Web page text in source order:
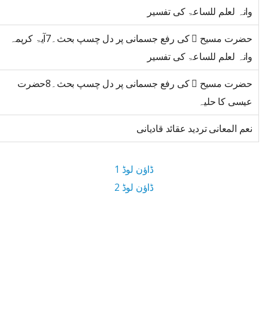
وانہ لعلم للساعۃ کی تفسیر
حضرت مسیح ﷤ کی رفع جسمانی پر دل چسپ بحث۔7آیۃ کریمہ
وانہ لعلم للساعۃ کی تفسیر
حضرت مسیح ﷤ کی رفع جسمانی پر دل چسپ بحث۔8حضرت
عیسی کا حلیہ
نعم المعانی تردید عقائد قادیانی
ڈاؤن لوڈ 1
ڈاؤن لوڈ 2